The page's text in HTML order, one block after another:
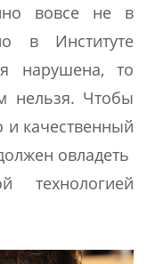
вовсе не в
в Институте
нарушена, то
нельзя. Чтобы
и качественный
овладеть